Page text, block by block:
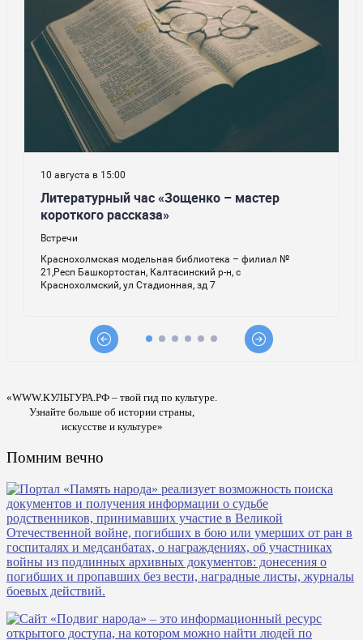
«WWW.КУЛЬТУРА.РФ – твой гид по культуре.
Узнайте больше об истории страны,
искусстве и культуре»
Помним вечно